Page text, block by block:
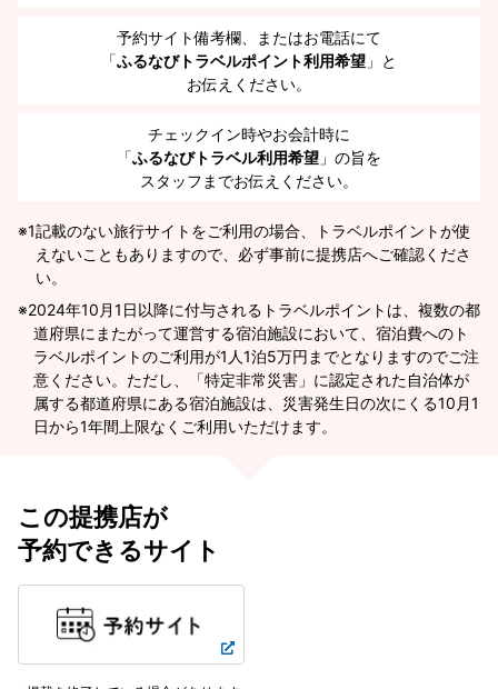
予約サイト備考欄、またはお電話にて
「ふるなびトラベルポイント利用希望 」と
お伝えください。
チェックイン時やお会計時に
「ふるなびトラベル利用希望 」の旨を
スタッフまでお伝えください。
※1記載のない旅行サイトをご利用の場合、トラベルポイントが使
えないこともありますので、必ず事前に提携店へご確認くださ
い。
2024年10月1日以降に付与されるトラベルポイントは、複数の都
道府県にまたがって運営する宿泊施設において、宿泊費へのト
ラベルポイントのご利用が1人1泊5万円までとなりますのでご注
意ください。ただし、「特定非常災害」に認定された自治体が
属する都道府県にある宿泊施設は、災害発生日の次にくる10月1
日から1年間上限なくご利用いただけます。
この提携店が
予約できるサイト